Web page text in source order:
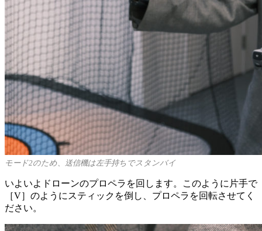
モード2のため、送信機は左手持ちでスタンバイ
いよいよドローンのプロペラを回します。このように片手で
［V］のようにスティックを倒し、プロペラを回転させてく
ださい。